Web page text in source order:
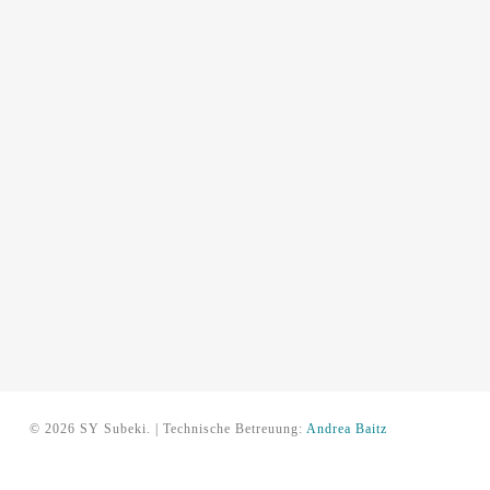
© 2026 SY Subeki. | Technische Betreuung: Andrea Baitz